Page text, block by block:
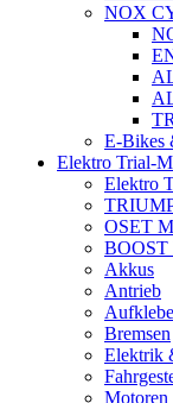
NOX
E-Bikes
Elektro Trial-
Elektro
OSET
BOOST
Akkus
Antrieb
Bremsen
Elektrik
Motoren